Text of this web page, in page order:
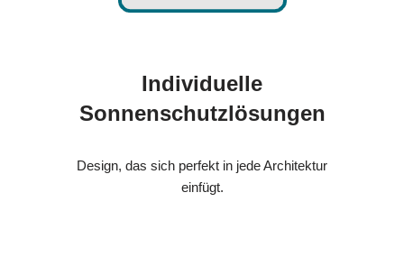
Individuelle
Sonnenschutzlösungen
Design, das sich perfekt in jede Architektur
einfügt.